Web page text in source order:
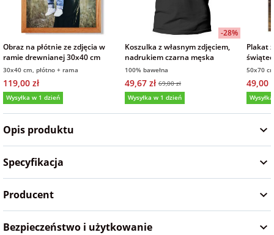
Fotoksiążki
Dodatki i
opakowania
na Dzień
Chłopaka
na Dzień Kobiet
na mikołajki
na prezent
dla przyjaciółki
dla przyjaciela
Obraz na płótnie ze zdjęcia w
ramie drewnianej 30x40 cm
30x40 cm, płótno + rama
119,00 zł
Wysyłka w 1 dzień
-28%
Koszulka z własnym zdjęciem,
nadrukiem czarna męska
100% bawełna
49,67 zł 69,00 zł
Wysyłka w 1 dzień
Plakat
50x70
49,00
Opis produktu
Specyfikacja
Producent
Bezpieczeństwo i użytkowanie